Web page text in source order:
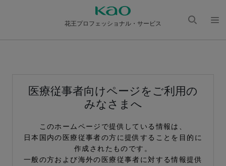
花王プロフェッショナル・サービス
医療従事者向けページをご利用の
みなさまへ
このホームページで提供している情報は、
日本国内の医療従事者の方に提供することを目的に
作成されたものです。
一般の方および海外の医療従事者に対する情報提供